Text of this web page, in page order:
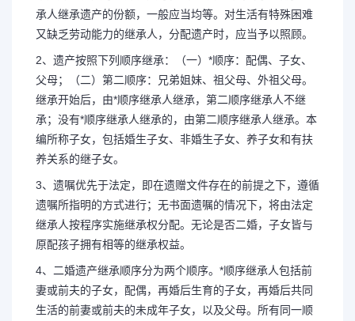
承人继承遗产的份额，一般应当均等。对生活有特殊困难
又缺乏劳动能力的继承人，分配遗产时，应当予以照顾。
2、遗产按照下列顺序继承：（一）*顺序：配偶、子女、
父母；（二）第二顺序：兄弟姐妹、祖父母、外祖父母。
继承开始后，由*顺序继承人继承，第二顺序继承人不继
承；没有*顺序继承人继承的，由第二顺序继承人继承。本
编所称子女，包括婚生子女、非婚生子女、养子女和有扶
养关系的继子女。
3、遗嘱优先于法定，即在遗赠文件存在的前提之下，遵循
遗嘱所指明的方式进行；无书面遗嘱的情况下，将由法定
继承人按程序实施继承权分配。无论是否二婚，子女皆与
原配孩子拥有相等的继承权益。
4、二婚遗产继承顺序分为两个顺序。*顺序继承人包括前
妻或前夫的子女，配偶，再婚后生育的子女，再婚后共同
生活的前妻或前夫的未成年子女，以及父母。所有同一顺